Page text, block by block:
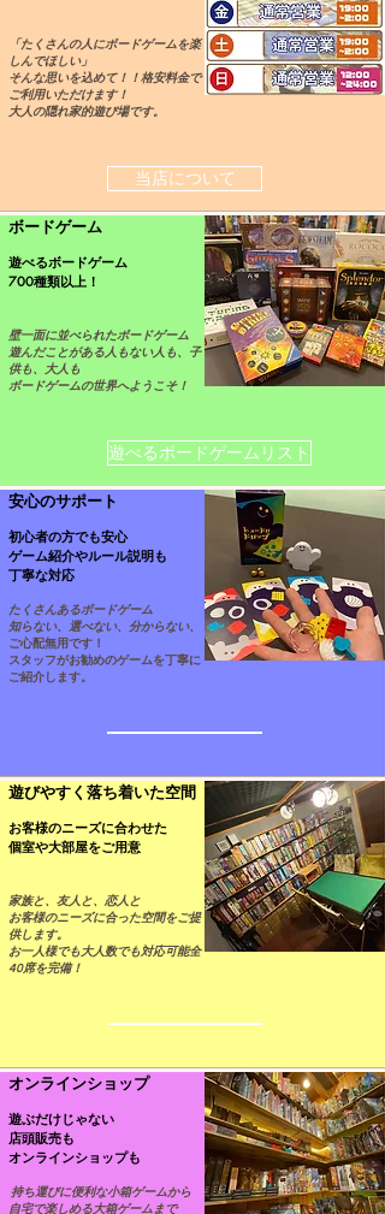
「たくさんの人にボードゲームを楽
しんでほしい」
そんな思いを込めて！！格安料金で
ご利用いただけます！
大人の隠れ家的遊び場です。
当店について
ボードゲーム
遊べるボードゲーム
700種類以上！
壁一面に並べられたボードゲーム
遊んだことがある人もない人も、子
供も、大人も
ボードゲームの世界へようこそ！
遊べるボードゲームリスト
安心のサポート
初心者の方でも安心
​ゲーム紹介やルール説明も
丁寧な対応
たくさんあるボードゲーム
知らない、選べない、分からない、
ご心配無用です！
スタッフがお勧めのゲームを丁寧に
ご紹介します。
遊びやすく落ち着いた空間​
​お客様のニーズに合わせた
個室や大部屋をご用意
家族と、友人と、恋人と
お客様のニーズに合った空間をご提
供します。
お一人様でも大人数でも対応可能全
40席を完備！
オンラインショップ
遊ぶだけじゃない
店頭販売も
オンラインショップも
持ち運びに便利な小箱ゲームから
自宅で楽しめる大箱ゲームまで